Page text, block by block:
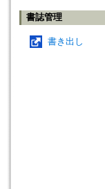
書誌管理
書き出し